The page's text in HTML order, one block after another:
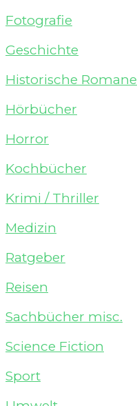
Fotografie
Geschichte
Historische Romane
Hörbücher
Horror
Kochbücher
Krimi / Thriller
Medizin
Ratgeber
Reisen
Sachbücher misc.
Science Fiction
Sport